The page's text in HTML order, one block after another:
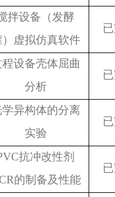
拌设备（发酵
虚拟仿真软件
设备壳体屈曲
分析
异构体的分离
实验
抗冲改性剂
的制备及性能